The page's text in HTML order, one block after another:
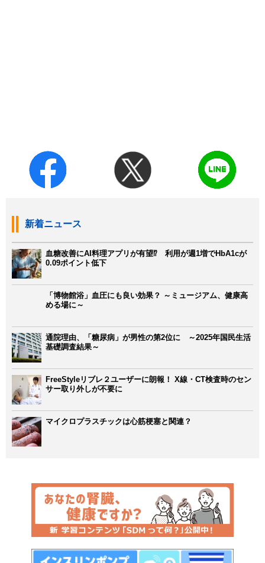
新着ニュース
血糖改善にAI料理アプリが有望⁉ 利用が週1増でHbA1cが
0.09ポイント低下
「博物館浴」血圧にも良い効果？ ～ミュージアム、健康高
める場に～
通院理由、「糖尿病」が男性の第2位に ～2025年国民生活
基礎調査結果～
FreeStyleリブレ２ユーザーに朗報！ X線・CT検査時のセン
サー取り外しが不要に
マイクロプラスチックは心筋梗塞と関連？